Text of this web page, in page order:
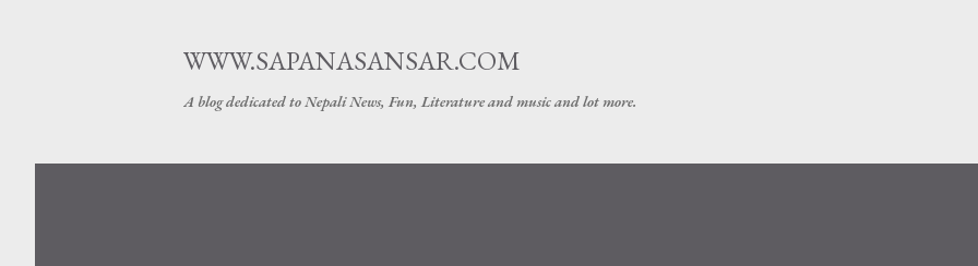
WWW.SAPANASANSAR.COM
A blog dedicated to Nepali News, Fun, Literature and music and lot more.